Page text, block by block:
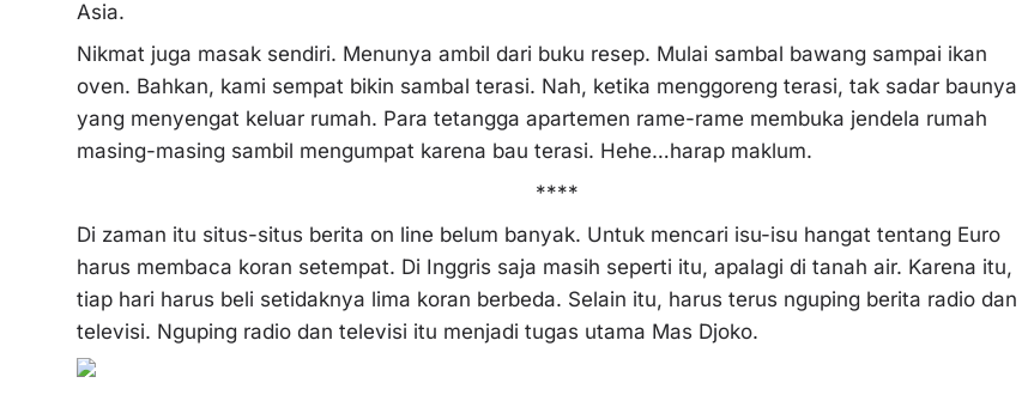
Asia.
Nikmat juga masak sendiri. Menunya ambil dari buku resep. Mulai sambal bawang sampai ikan
oven. Bahkan, kami sempat bikin sambal terasi. Nah, ketika menggoreng terasi, tak sadar baunya
yang menyengat keluar rumah. Para tetangga apartemen rame-rame membuka jendela rumah
masing-masing sambil mengumpat karena bau terasi. Hehe…harap maklum.
****
Di zaman itu situs-situs berita on line belum banyak. Untuk mencari isu-isu hangat tentang Euro
harus membaca koran setempat. Di Inggris saja masih seperti itu, apalagi di tanah air. Karena itu,
tiap hari harus beli setidaknya lima koran berbeda. Selain itu, harus terus nguping berita radio dan
televisi. Nguping radio dan televisi itu menjadi tugas utama Mas Djoko.